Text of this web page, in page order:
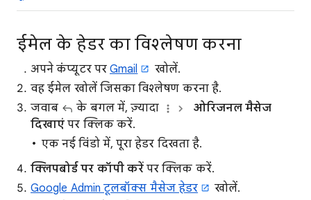
ईमेल के हेडर का विश्लेषण करना
अपने कंप्यूटर परGmail
खोलें.
वह ईमेल खोलें जिसका विश्लेषण करना है.
जवाब
के बगल में, ज़्यादा
ओरिजनल मैसेज
दिखाएं पर क्लिक करें.
एक नई विंडो में, पूरा हेडर दिखता है.
क्लिपबोर्ड पर कॉपी करें पर क्लिक करें.
Google Admin टूलबॉक्स मैसेज हेडर
खोलें.